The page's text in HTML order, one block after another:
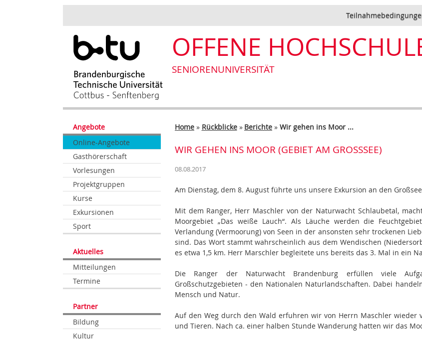
OFFENE
SENIORENUNIVERSITÄT
Angebote
Online-Angebote
Gasthörerschaft
Vorlesungen
Projektgruppen
Kurse
Exkursionen
Sport
Aktuelles
Mitteilungen
Termine
Partner
Bildung
Kultur
Home » Rückblicke» Berichte » Wir gehen ins Moor ...
WIR GEHEN INS MOOR (GEBIET AM GROSSSEE)
08.08.2017
Am Dienstag, dem 8. August führte uns unsere Exkursion an den
Mit dem Ranger, Herr Maschler von der Naturwacht Schlaubetal,
Moorgebiet „Das weiße Lauch“. Als Läuche werden die
Verlandung (Vermoorung) von Seen in der ansonsten sehr trockenen
sind. Das Wort stammt wahrscheinlich aus dem Wendischen
es etwa 1,5 km. Herr Marschler begleitete uns bereits das 3. Mal in ein
Die Ranger der Naturwacht Brandenburg erfüllen viele
Großschutzgebieten - den Nationalen Naturlandschaften. Dabei
Mensch und Natur.
Auf den Weg durch den Wald erfuhren wir von Herrn Maschler wieder
und Tieren. Nach ca. einer halben Stunde Wanderung hatten wir das